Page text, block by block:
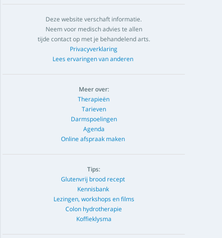
Deze website verschaft informatie.
Neem voor medisch advies te allen
tijde contact op met je behandelend arts.
Privacyverklaring
Lees ervaringen van anderen
Meer over:
Therapieën
Tarieven
Darmspoelingen
Agenda
Online afspraak maken
Tips:
Glutenvrij brood recept
Kennisbank
Lezingen, workshops en films
Colon hydrotherapie
Koffieklysma